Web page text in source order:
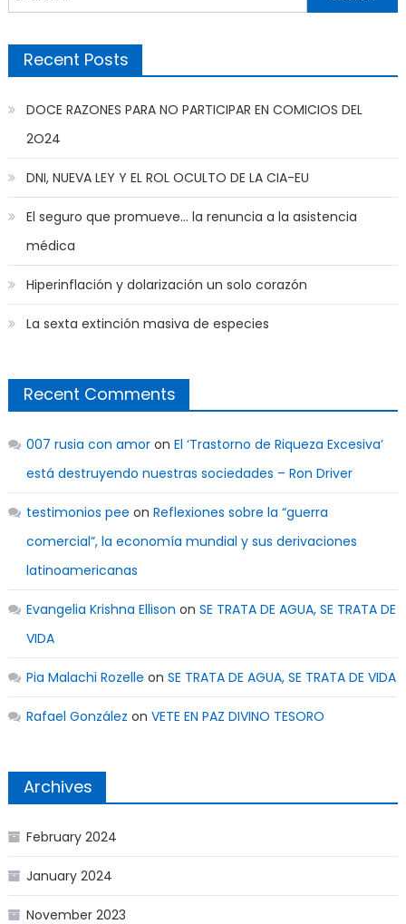
for:
Recent Posts
DOCE RAZONES PARA NO PARTICIPAR EN COMICIOS DEL
2O24
DNI, NUEVA LEY Y EL ROL OCULTO DE LA CIA-EU
El seguro que promueve… la renuncia a la asistencia
médica
Hiperinflación y dolarización un solo corazón
La sexta extinción masiva de especies
Recent Comments
007 rusia con amoron El ‘Trastorno de Riqueza Excesiva’
está destruyendo nuestras sociedades – Ron Driver
testimonios pee on Reflexiones sobre la “guerra
comercial”, la economía mundial y sus derivaciones
latinoamericanas
Evangelia Krishna Ellison on SE TRATA DE AGUA, SE TRATA DE
VIDA
Pia Malachi Rozelle on SE TRATA DE AGUA, SE TRATA DE VIDA
Rafael González on VETE EN PAZ DIVINO TESORO
Archives
February 2024
January 2024
November 2023